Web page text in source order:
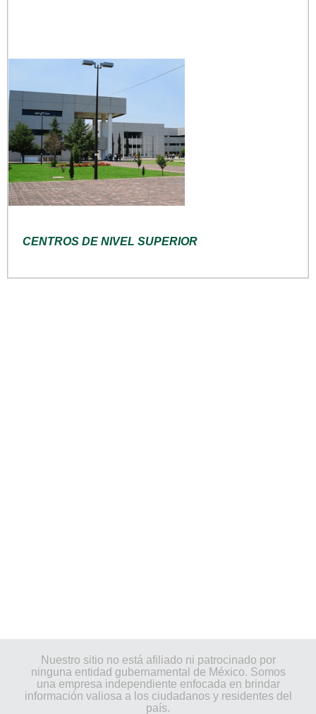
CENTROS DE NIVEL SUPERIOR
Nuestro sitio no está afiliado ni patrocinado por
ninguna entidad gubernamental de México. Somos
una empresa independiente enfocada en brindar
información valiosa a los ciudadanos y residentes del
país.